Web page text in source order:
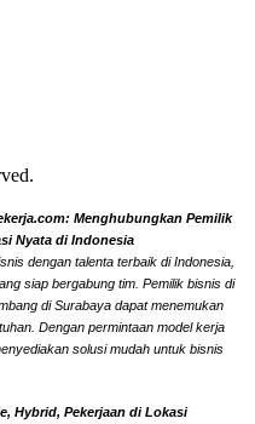
Menghubungkan Pemilik
Nyata di Indonesia
dengan talenta terbaik di Indonesia,
siap bergabung tim. Pemilik bisnis di
di Surabaya dapat menemukan
Dengan permintaan model kerja
solusi mudah untuk bisnis
Hybrid, Pekerjaan di Lokasi